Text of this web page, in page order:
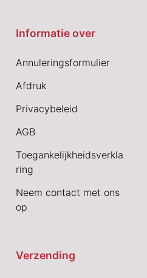
Informatie over
Annuleringsformulier
Afdruk
Privacybeleid
AGB
Toegankelijkheidsverkla
ring
Neem contact met ons
op
Verzending